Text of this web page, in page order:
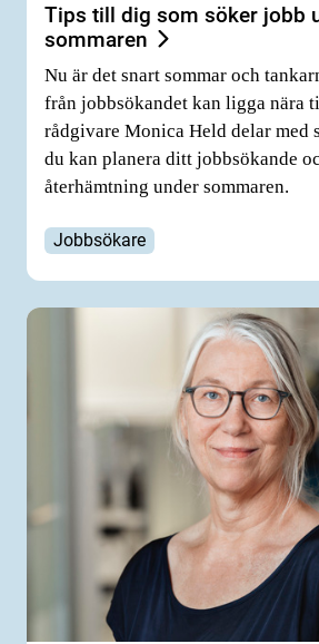
Tips till dig som söker jobb
sommaren
Nu är det snart sommar och
från jobbsökandet kan ligga nära
rådgivare Monica Held delar med
du kan planera ditt jobbsökande
återhämtning under sommaren.
Jobbsökare